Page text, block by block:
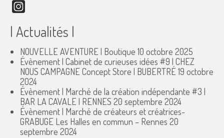
| Actualités |
NOUVELLE AVENTURE | Boutique 10 octobre 2025
Évènement | Cabinet de curieuses idées #9 | CHEZ
NOUS CAMPAGNE Concept Store | BUBERTRÉ 19 octobre
2024
Évènement | Marché de la création indépendante #3 |
BAR LA CAVALE | RENNES 20 septembre 2024
Évènement | Marché de créateurs et créatrices-
GRABUGE Les Halles en commun – Rennes 20
septembre 2024